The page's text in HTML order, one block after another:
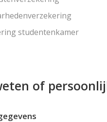
studentenkamer
of